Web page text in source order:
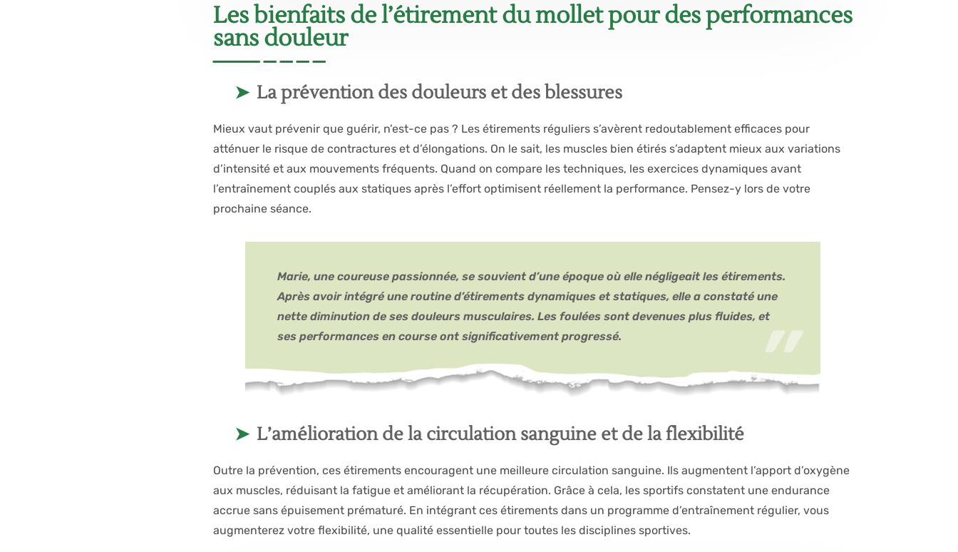
Les bienfaits de l’étirement du mollet pour des performances
sans douleur
La prévention des douleurs et des blessures
Mieux vaut prévenir que guérir, n’est-ce pas ? Les étirements réguliers s’avèrent redoutablement efficaces pour
atténuer le risque de contractures et d’élongations. On le sait, les muscles bien étirés s’adaptent mieux aux variations
d’intensité et aux mouvements fréquents. Quand on compare les techniques, les exercices dynamiques avant
l’entraînement couplés aux statiques après l’effort optimisent réellement la performance. Pensez-y lors de votre
prochaine séance.
Marie, une coureuse passionnée, se souvient d’une époque où elle négligeait les étirements.
Après avoir intégré une routine d’étirements dynamiques et statiques, elle a constaté une
nette diminution de ses douleurs musculaires. Les foulées sont devenues plus fluides, et
ses performances en course ont significativement progressé.
L’amélioration de la circulation sanguine et de la flexibilité
Outre la prévention, ces étirements encouragent une meilleure circulation sanguine. Ils augmentent l’apport d’oxygène
aux muscles, réduisant la fatigue et améliorant la récupération. Grâce à cela, les sportifs constatent une endurance
accrue sans épuisement prématuré. En intégrant ces étirements dans un programme d’entraînement régulier, vous
augmenterez votre flexibilité, une qualité essentielle pour toutes les disciplines sportives.